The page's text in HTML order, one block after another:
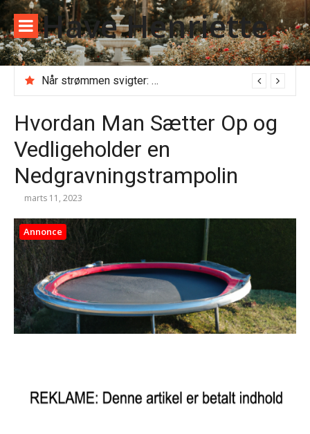
Spring
til
indhold Have Henriette
Når strømmen svigter: Alt du skal vide, før du ringer til en akut elektriker
Kloakseparering: Det skal du vide om priser, regler og gravearbejde
Hvordan Man Sætter Op og
Vedligeholder en
Nedgravningstrampolin
marts 11, 2023
Annonce